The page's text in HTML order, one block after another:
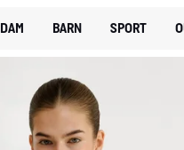
DAM BARN SPORT